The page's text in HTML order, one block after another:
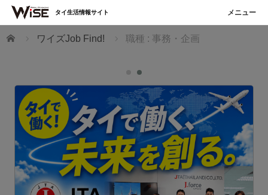
ホーム ワイズJob Find! 職種 : 事務・企画
タイ生活情報サイト